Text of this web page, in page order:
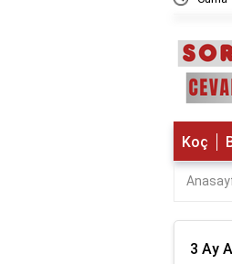
Koç
3 Ay